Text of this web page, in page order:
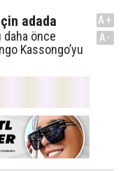
adada
önce
Kassongo’yu
A+
A-